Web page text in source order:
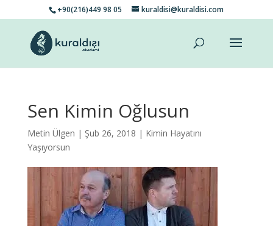
+90(216)449 98 05 kuraldisi@kuraldisi.com
Sen Kimin Oğlusun
Metin Ülgen | Şub 26, 2018 | Kimin Hayatını
Yaşıyorsun